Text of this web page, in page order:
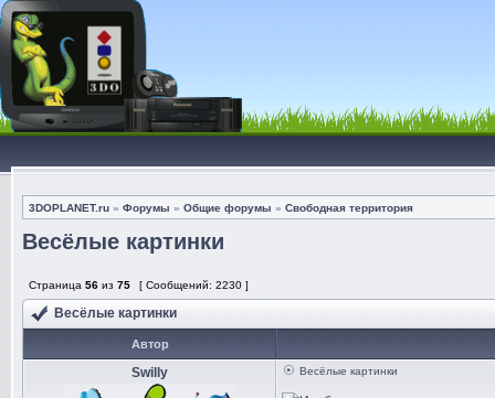
3DOPLANET.ru » Форумы » Общие форумы » Свободная территория
Весёлые картинки
Страница 56 из 75 [ Сообщений: 2230 ]
Весёлые картинки
Автор
Swilly Весёлые картинки